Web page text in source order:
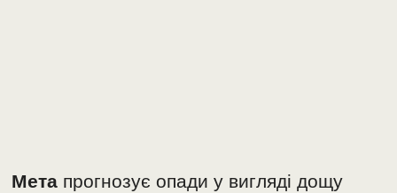
Мета прогнозує опади у вигляді дощу